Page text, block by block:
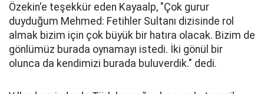
Özekin'e teşekkür eden Kayaalp, "Çok gurur
duyduğum Mehmed: Fetihler Sultanı dizisinde rol
almak bizim için çok büyük bir hatıra olacak. Bizim de
gönlümüz burada oynamayı istedi. İki gönül bir
olunca da kendimizi burada buluverdik." dedi.